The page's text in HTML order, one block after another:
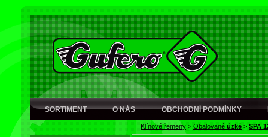
SORTIMENT O NÁS OBCHODNÍ PODMÍNKY
Klínové řemeny > Obalované úzké > SPA